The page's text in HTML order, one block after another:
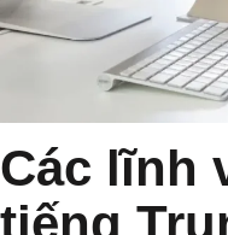
Các lĩnh